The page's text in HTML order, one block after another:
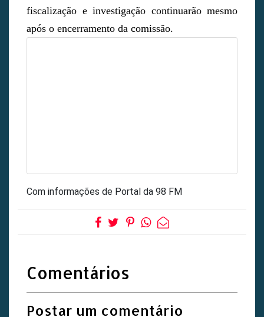
fiscalização e investigação continuarão mesmo
após o encerramento da comissão.
Com informações de Portal da 98 FM
Comentários
Postar um comentário